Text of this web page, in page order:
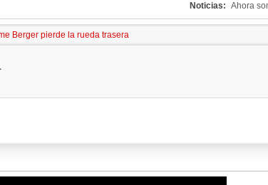
Noticias: Ahora
Berger pierde la rueda trasera